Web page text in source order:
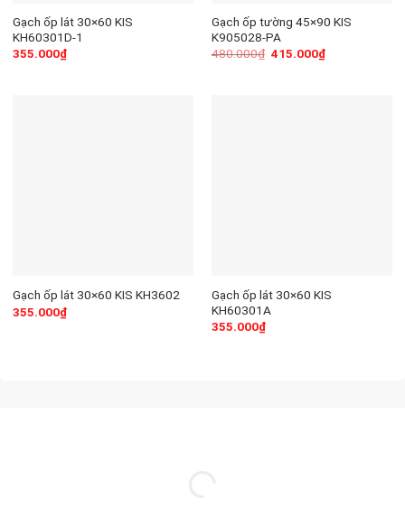
Gạch ốp lát 30×60 KIS
KH60301D-1
355.000₫
Gạch ốp tường 45×90 KIS
K905028-PA
480.000₫ 415.000₫
Gạch ốp lát 30×60 KIS KH3602
355.000₫
Gạch ốp lát 30×60 KIS
KH60301A
355.000₫